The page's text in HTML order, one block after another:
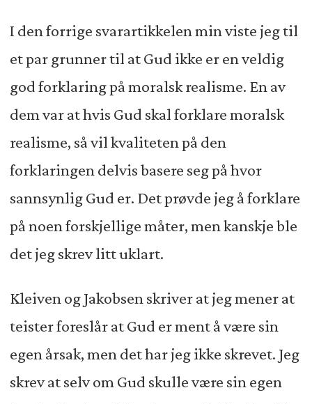
I den forrige svarartikkelen min viste jeg til
et par grunner til at Gud ikke er en veldig
god forklaring på moralsk realisme. En av
dem var at hvis Gud skal forklare moralsk
realisme, så vil kvaliteten på den
forklaringen delvis basere seg på hvor
sannsynlig Gud er. Det prøvde jeg å forklare
på noen forskjellige måter, men kanskje ble
det jeg skrev litt uklart.
Kleiven og Jakobsen skriver at jeg mener at
teister foreslår at Gud er ment å være sin
egen årsak, men det har jeg ikke skrevet. Jeg
skrev at selv om Gud skulle være sin egen